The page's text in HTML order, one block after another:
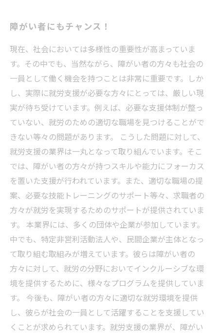
障がい者にもチャンス！
現在、社会においては多様性の重要性が高まっていま
す。その中でも、当然ながら、障がい者の方々も社会の
一員として働く機会を持つことは非常に重要です。しか
し、実際に就労支援が必要な方々にとっては、厳しい現
実が待ち受けています。例えば、必要な支援体制が整っ
ていない、就労のための適切な職場を見つけることがで
きない等々の問題があります。 こうした問題に対して、
就労支援の業界は一丸となって取り組んでいます。そこ
では、障がい者の方々が持つスキルや能力にフォーカス
を置いた支援が行われています。また、適切な職場の提
案、必要な技能トレーニングのサポート等々、求職者の
方々が就労を実現するためのサポートが提供されていま
す。 本業界には、多くの団体や企業が参加しています。
中でも、特定非営利活動法人や、民間企業が主体となっ
て取り組む取組みが増えています。彼らは障がい者の
方々に対して、就労の分野においてインクルーシブな環
境を提供するために、様々なプログラムを提供していま
す。 今後も、障がい者の方々に適切な就労環境を提供
し、彼らが社会の一員として活躍することを支援してい
くことが求められています。就労支援の業界が、障がい